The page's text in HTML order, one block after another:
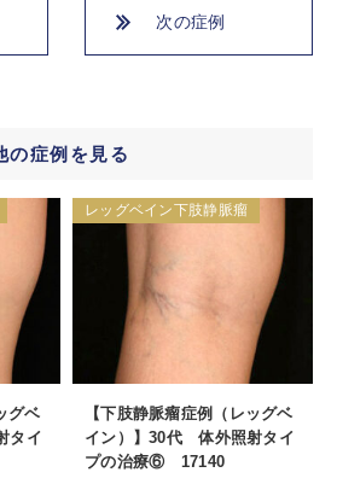
次の症例
の症例を見る
グベ
タイ
レッグベイン下肢静脈瘤
【下肢静脈瘤症例（レッグベ
イン）】30代 体外照射タイ
プの治療⑥ 17140